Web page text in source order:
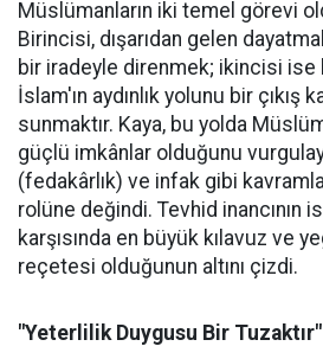
Müslümanların iki temel görevi
Birincisi, dışarıdan gelen
bir iradeyle direnmek; ikincisi ise
İslam'ın aydınlık yolunu bir çıkış
sunmaktır. Kaya, bu yolda
güçlü imkânlar olduğunu
(fedakârlık) ve infak gibi
rolüne değindi. Tevhid inancının
karşısında en büyük kılavuz ve
reçetesi olduğunun altını çizdi.
"Yeterlilik Duygusu Bir Tuzaktır"